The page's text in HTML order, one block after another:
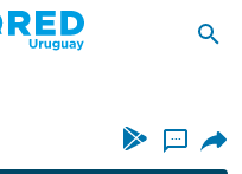
...